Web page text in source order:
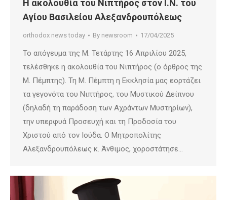
Η ακολουθία του Νιπτήρος στον Ι.Ν. του
Αγίου Βασιλείου Αλεξανδρουπόλεως
orthodox news today By newsroom 17/04/2025
Το απόγευμα της Μ. Τετάρτης 16 Απριλίου 2025,
τελέσθηκε η ακολουθία του Νιπτήρος (ο όρθρος της
Μ. Πέμπτης). Τη Μ. Πέμπτη η Εκκλησία μας εορτάζει
τα γεγονότα του Νιπτήρος, του Μυστικού Δείπνου
(δηλαδή τη παράδοση των Αχράντων Μυστηρίων),
την υπερφυά Προσευχή και τη Προδοσία του
Χριστού από τον Ιούδα. Ο Μητροπολίτης
Αλεξανδρουπόλεως κ. Άνθιμος, χοροστάτησε…